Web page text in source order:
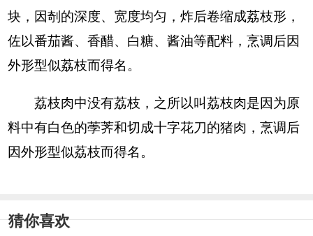
块，因剞的深度、宽度均匀，炸后卷缩成荔枝形，
佐以番茄酱、香醋、白糖、酱油等配料，烹调后因
外形型似荔枝而得名。
荔枝肉中没有荔枝，之所以叫荔枝肉是因为原
料中有白色的荸荠和切成十字花刀的猪肉，烹调后
因外形型似荔枝而得名。
猜你喜欢